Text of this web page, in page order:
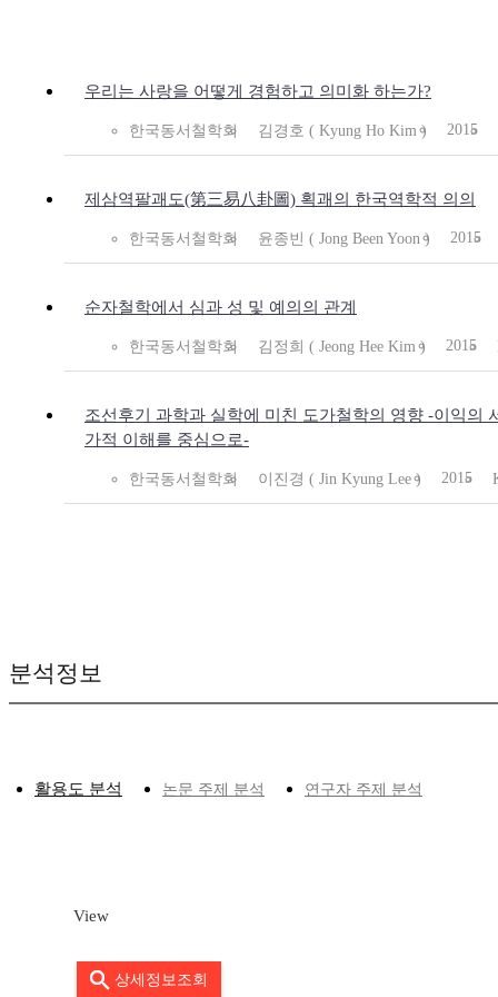
우리는 사랑을 어떻게 경험하고 의미화 하는가?
한국동서철학회 김경호 ( Kyung Ho Kim ) 2015
제삼역팔괘도(第三易八卦圖) 획괘의 한국역학적 의의
한국동서철학회 윤종빈 ( Jong Been Yoon ) 2015
순자철학에서 심과 성 및 예의의 관계
한국동서철학회 김정희 ( Jeong Hee Kim ) 2015
조선후기 과학과 실학에 미친 도가철학의 영향 -이익의
가적 이해를 중심으로-
한국동서철학회 이진경 ( Jin Kyung Lee ) 2015
분석정보
활용도 분석 논문 주제 분석 연구자 주제 분석
View
상세정보조회